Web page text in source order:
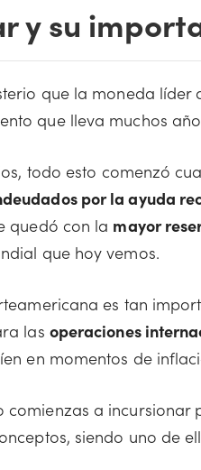
y su
que la moneda
que lleva muchos
todo esto comenzó
por la ayuda
quedó con la mayor
que hoy vemos.
es tan
las operaciones
en momentos de
comienzas a incursionar
siendo uno de